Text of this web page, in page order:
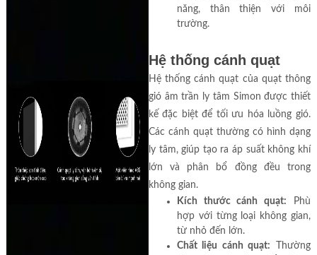
năng, thân thiện với môi
trường.
Hệ thống cánh quạt
Hệ thống cánh quạt của quạt thông
gió âm trần ly tâm Simon được thiết
kế đặc biệt để tối ưu hóa luồng gió.
Các cánh quạt thường có hình dạng
ly tâm, giúp tạo ra áp suất không khí
lớn và phân bổ đồng đều trong
không gian.
Kích thước cánh quạt: Phù
hợp với từng loại không gian,
từ nhỏ đến lớn.
Chất liệu cánh quạt:
Thường